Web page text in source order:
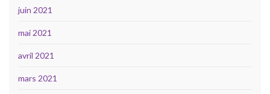
juin 2021
mai 2021
avril 2021
mars 2021